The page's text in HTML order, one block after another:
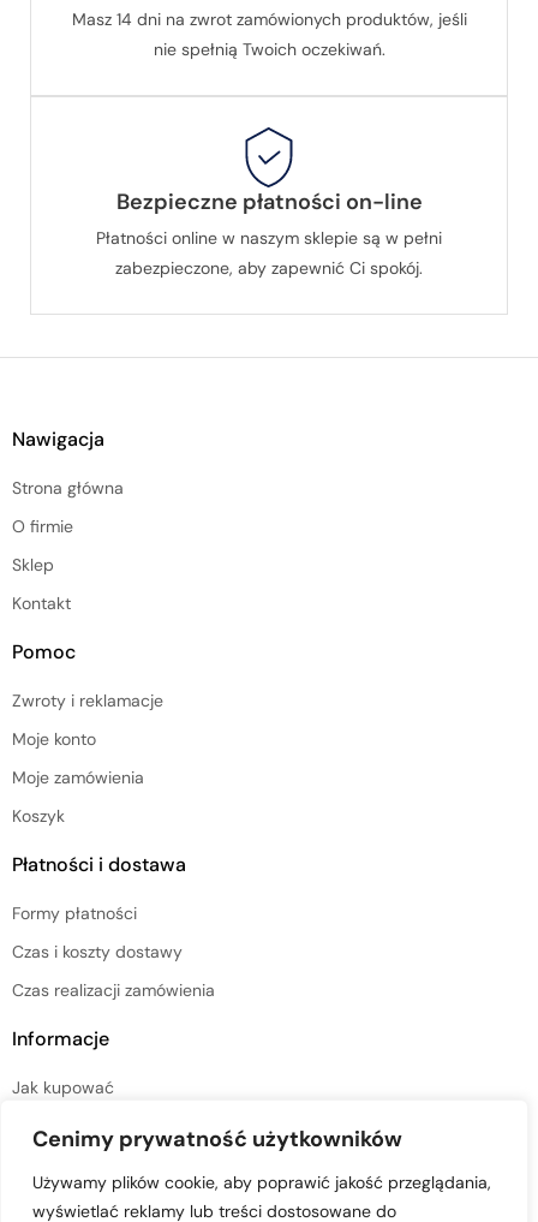
Cenimy prywatność użytkowników
Używamy plików cookie, aby poprawić jakość przeglądania,
wyświetlać reklamy lub treści dostosowane do
Masz 14 dni na zwrot zamówionych produktów, jeśli
nie spełnią Twoich oczekiwań.
Bezpieczne płatności on-line
Płatności online w naszym sklepie są w pełni
zabezpieczone, aby zapewnić Ci spokój.
Nawigacja
Strona główna
O firmie
Sklep
Kontakt
Pomoc
Zwroty i reklamacje
Moje konto
Moje zamówienia
Koszyk
Płatności i dostawa
Formy płatności
Czas i koszty dostawy
Czas realizacji zamówienia
Informacje
Jak kupować
Regulamin sklepu